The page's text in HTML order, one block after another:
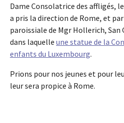
Dame Consolatrice des affligés,
a pris la direction de Rome, et
paroissiale de Mgr Hollerich,
dans laquelle une statue de la
enfants du Luxembourg.
Prions pour nos jeunes et pour
leur sera propice à Rome.